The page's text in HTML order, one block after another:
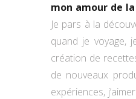
mon amour de
Je pars à la
quand je voyage,
création de
de nouveaux
expériences,